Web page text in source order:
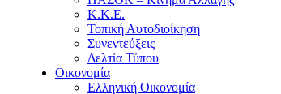
Κ.Κ.Ε.
Τοπική Αυτοδιοίκηση
Συνεντεύξεις
Δελτία Τύπου
Οικονομία
Ελληνική Οικονομία